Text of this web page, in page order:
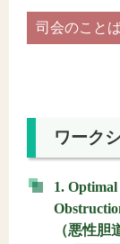
司会のこと
ワーク
1.
（悪性胆